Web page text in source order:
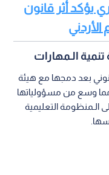
يؤكد أثر قانون
الـمهارات
بعد دمجها مع هيئة
مما وسع من مسؤولياتها
الـمنظومة التعليمية